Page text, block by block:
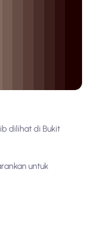
dilihat di Bukit
untuk